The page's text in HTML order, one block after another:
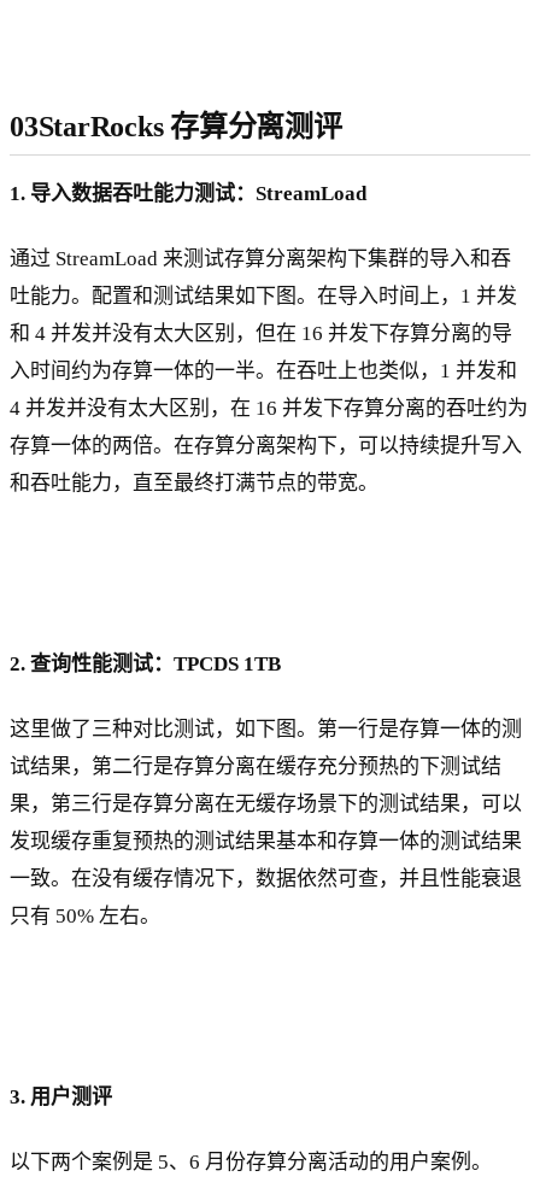
03StarRocks 存算分离测评
1. 导入数据吞吐能力测试：StreamLoad
通过 StreamLoad 来测试存算分离架构下集群的导入和吞
吐能力。配置和测试结果如下图。在导入时间上，1 并发
和 4 并发并没有太大区别，但在 16 并发下存算分离的导
入时间约为存算一体的一半。在吞吐上也类似，1 并发和
4 并发并没有太大区别，在 16 并发下存算分离的吞吐约为
存算一体的两倍。在存算分离架构下，可以持续提升写入
和吞吐能力，直至最终打满节点的带宽。
2. 查询性能测试：TPCDS 1TB
这里做了三种对比测试，如下图。第一行是存算一体的测
试结果，第二行是存算分离在缓存充分预热的下测试结
果，第三行是存算分离在无缓存场景下的测试结果，可以
发现缓存重复预热的测试结果基本和存算一体的测试结果
一致。在没有缓存情况下，数据依然可查，并且性能衰退
只有 50% 左右。
3. 用户测评
以下两个案例是 5、6 月份存算分离活动的用户案例。